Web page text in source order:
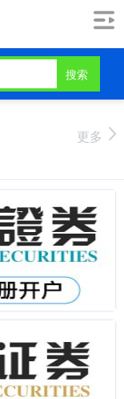
搜索
更多